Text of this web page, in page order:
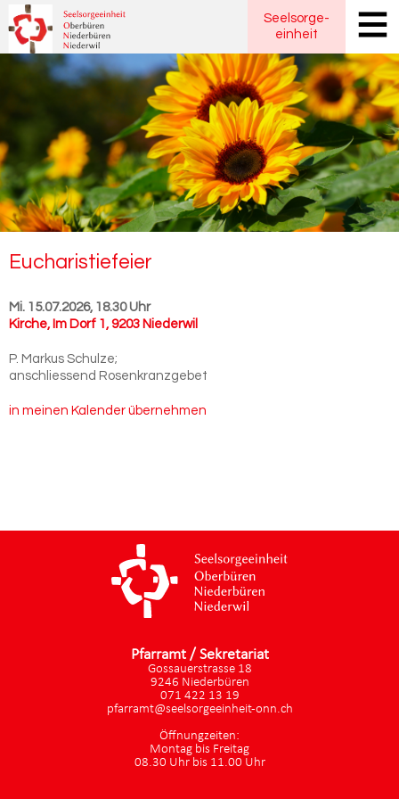
Seelsorge-
einheit
Eu­cha­ris­tie­fei­er
Mi. 15.07.2026, 18.30 Uhr
Kirche, Im Dorf 1, 9203 Niederwil
P. Markus Schulze;
anschliessend Rosenkranzgebet
in meinen Kalender übernehmen
Pfarramt / Sekretariat
Gossauerstrasse 18
9246 Niederbüren
071 422 13 19
pfarramt@seelsorgeeinheit-onn.ch
Öffnungzeiten:
Montag bis Freitag
08.30 Uhr bis 11.00 Uhr